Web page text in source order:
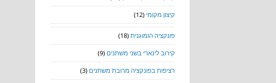
קיצון מקומי (12)
פונקציה הומוגנית(18)
קירוב לינארי בשני משתנים (9)
רציפות בפונקציה מרובת משתנים (3)